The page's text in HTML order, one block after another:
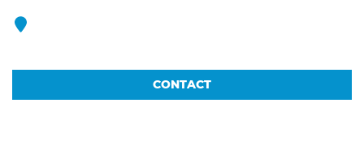
CONTACT